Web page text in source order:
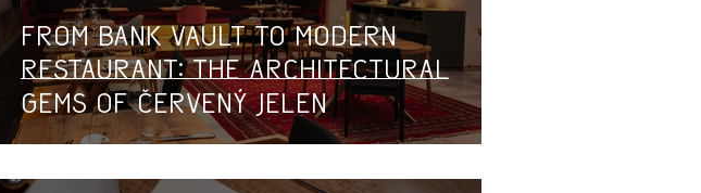
From Bank Vault to Modern
Restaurant: The Architectural
Gems of Červený Jelen